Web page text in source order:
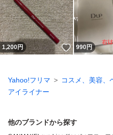
1,200円 いいね！
990円
Yahoo!フリマ コスメ、美容、
アイライナー
他のブランドから探す